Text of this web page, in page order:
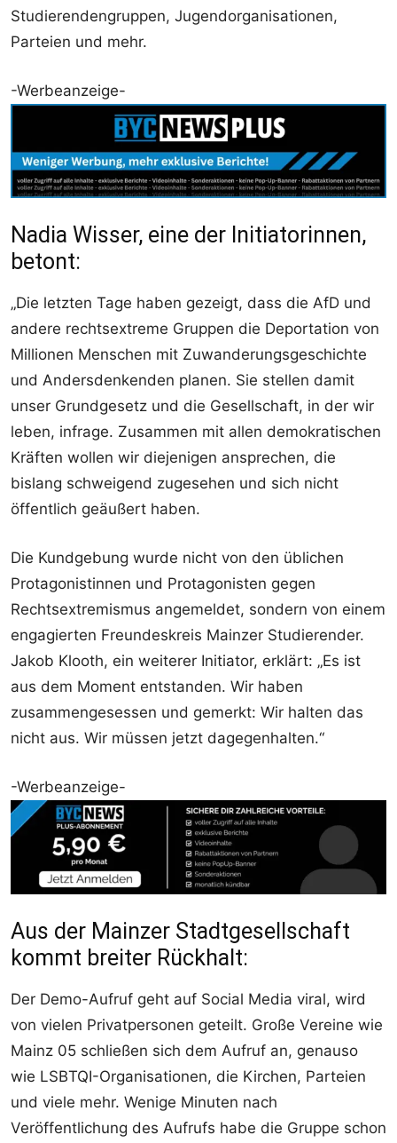
Studierendengruppen, Jugendorganisationen,
Parteien und mehr.
-Werbeanzeige-
Nadia Wisser, eine der Initiatorinnen,
betont:
„Die letzten Tage haben gezeigt, dass die AfD und
andere rechtsextreme Gruppen die Deportation von
Millionen Menschen mit Zuwanderungsgeschichte
und Andersdenkenden planen. Sie stellen damit
unser Grundgesetz und die Gesellschaft, in der wir
leben, infrage. Zusammen mit allen demokratischen
Kräften wollen wir diejenigen ansprechen, die
bislang schweigend zugesehen und sich nicht
öffentlich geäußert haben.
Die Kundgebung wurde nicht von den üblichen
Protagonistinnen und Protagonisten gegen
Rechtsextremismus angemeldet, sondern von einem
engagierten Freundeskreis Mainzer Studierender.
Jakob Klooth, ein weiterer Initiator, erklärt: „Es ist
aus dem Moment entstanden. Wir haben
zusammengesessen und gemerkt: Wir halten das
nicht aus. Wir müssen jetzt dagegenhalten.“
-Werbeanzeige-
Aus der Mainzer Stadtgesellschaft
kommt breiter Rückhalt:
Der Demo-Aufruf geht auf Social Media viral, wird
von vielen Privatpersonen geteilt. Große Vereine wie
Mainz 05 schließen sich dem Aufruf an, genauso
wie LSBTQI-Organisationen, die Kirchen, Parteien
und viele mehr. Wenige Minuten nach
Veröffentlichung des Aufrufs habe die Gruppe schon